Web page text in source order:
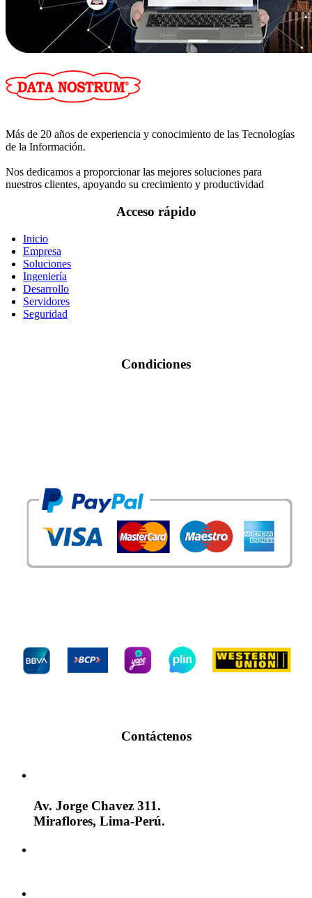
Más de 20 años de experiencia y conocimiento de las Tecnologías
de la Información.
Nos dedicamos a proporcionar las mejores soluciones para
nuestros clientes, apoyando su crecimiento y productividad
Acceso rápido
Inicio
Empresa
Soluciones
Ingeniería
Desarrollo
Servidores
Seguridad
Condiciones
Contáctenos
Av. Jorge Chavez 311.
Miraflores, Lima-Perú.